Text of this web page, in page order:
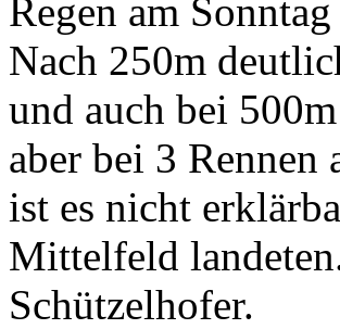
Regen am
Nach 250m
und auch bei
aber bei 3 Rennen
ist es nicht
Mittelfeld
Schützelhofer.